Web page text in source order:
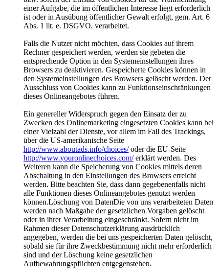
einer Aufgabe, die im öffentlichen Interesse liegt erforderlich
ist oder in Ausübung öffentlicher Gewalt erfolgt, gem. Art. 6
Abs. 1 lit. e. DSGVO, verarbeitet.
Falls die Nutzer nicht möchten, dass Cookies auf ihrem
Rechner gespeichert werden, werden sie gebeten die
entsprechende Option in den Systemeinstellungen ihres
Browsers zu deaktivieren. Gespeicherte Cookies können in
den Systemeinstellungen des Browsers gelöscht werden. Der
Ausschluss von Cookies kann zu Funktionseinschränkungen
dieses Onlineangebotes führen.
Ein genereller Widerspruch gegen den Einsatz der zu
Zwecken des Onlinemarketing eingesetzten Cookies kann bei
einer Vielzahl der Dienste, vor allem im Fall des Trackings,
über die US-amerikanische Seite
http://www.aboutads.info/choices/oder die EU-Seite
http://www.youronlinechoices.com/erklärt werden. Des
Weiteren kann die Speicherung von Cookies mittels deren
Abschaltung in den Einstellungen des Browsers erreicht
werden. Bitte beachten Sie, dass dann gegebenenfalls nicht
alle Funktionen dieses Onlineangebotes genutzt werden
können.Löschung von DatenDie von uns verarbeiteten Daten
werden nach Maßgabe der gesetzlichen Vorgaben gelöscht
oder in ihrer Verarbeitung eingeschränkt. Sofern nicht im
Rahmen dieser Datenschutzerklärung ausdrücklich
angegeben, werden die bei uns gespeicherten Daten gelöscht,
sobald sie für ihre Zweckbestimmung nicht mehr erforderlich
sind und der Löschung keine gesetzlichen
Aufbewahrungspflichten entgegenstehen.